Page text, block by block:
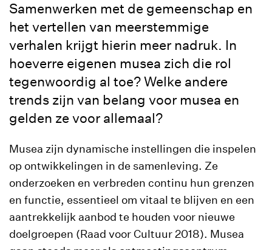
Samenwerken met de gemeenschap en
het vertellen van meerstemmige
verhalen krijgt hierin meer nadruk. In
hoeverre eigenen musea zich die rol
tegenwoordig al toe? Welke andere
trends zijn van belang voor musea en
gelden ze voor allemaal?
Musea zijn dynamische instellingen die inspelen
op ontwikkelingen in de samenleving. Ze
onderzoeken en verbreden continu hun grenzen
en functie, essentieel om vitaal te blijven en een
aantrekkelijk aanbod te houden voor nieuwe
doelgroepen (Raad voor Cultuur 2018). Musea